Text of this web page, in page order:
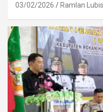
03/02/2026 Ramlan Lubis